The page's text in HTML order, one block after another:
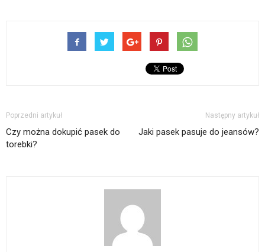
Poprzedni artykuł
Czy można dokupić pasek do
torebki?
Następny artykuł
Jaki pasek pasuje do jeansów?